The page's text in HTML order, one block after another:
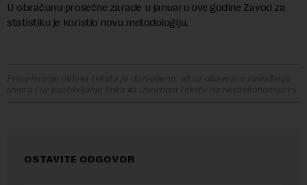
U obračunu prosečne zarade u januaru ove godine Zavod za
statistiku je koristio novu metodologiju.
Preuzimanje delova teksta je dozvoljeno, ali uz obavezno navođenje
izvora i uz postavljanje linka ka izvornom tekstu na novaekonomija.rs
OSTAVITE ODGOVOR